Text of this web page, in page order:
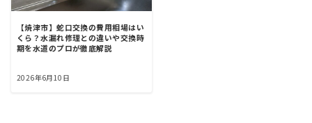
【焼津市】蛇口交換の費用相場はい
くら？水漏れ修理との違いや交換時
期を水道のプロが徹底解説
2026年6月10日